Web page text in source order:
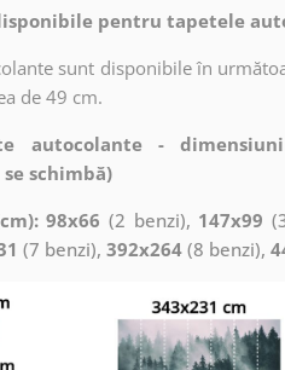
pentru tapetele
sunt disponibile în
de 49 cm.
autocolante -
schimbă)
98x66 (2 benzi), 147x99
(7 benzi), 392x264 (8 benzi),